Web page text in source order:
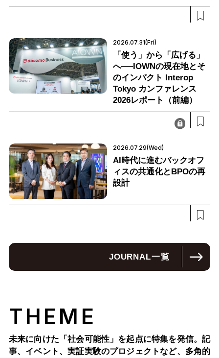
2026.07.31(Fri)
「使う」から「広げる」
へ──IOWNの現在地とそ
のインパクト Interop
Tokyo カンファレンス
2026レポート（前編）
2026.07.29(Wed)
AI時代に進むバックオフ
ィスの共通化とBPOの再
設計
JOURNAL一覧
THEME
未来に向けた「社会可能性」を起点に特集を発信。記
事、イベント、実証実験のプロジェクトなど、多角的